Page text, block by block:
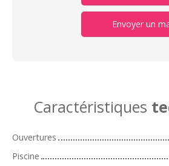
Envoyer un
Caractéristiques
Ouvertures
Piscine